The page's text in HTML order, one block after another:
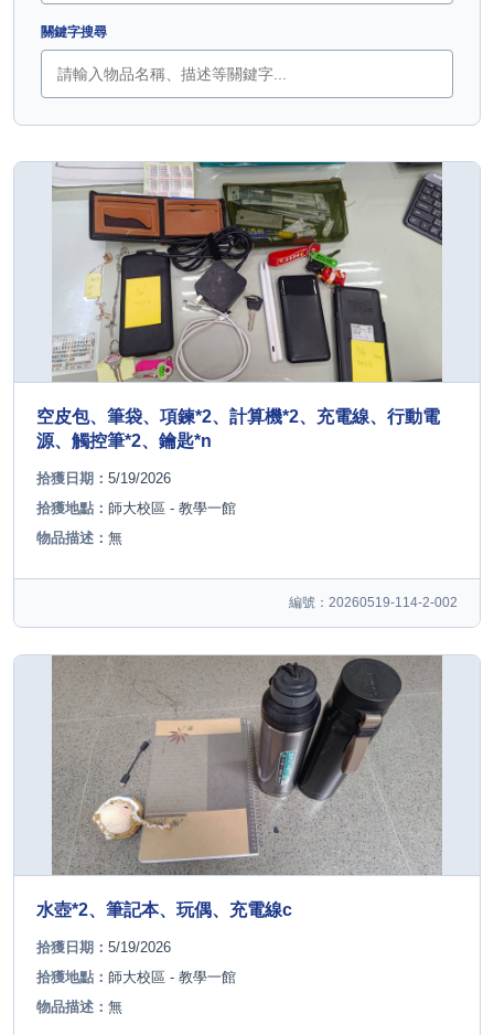
關鍵字搜尋
遺失物清單結果
空皮包、筆袋、項鍊*2、計算機*2、充電線、行動電
源、觸控筆*2、鑰匙*n
拾獲日期： 5/19/2026
拾獲地點： 師大校區 - 教學一館
物品描述： 無
編號：20260519-114-2-002
水壺*2、筆記本、玩偶、充電線c
拾獲日期： 5/19/2026
拾獲地點： 師大校區 - 教學一館
物品描述： 無